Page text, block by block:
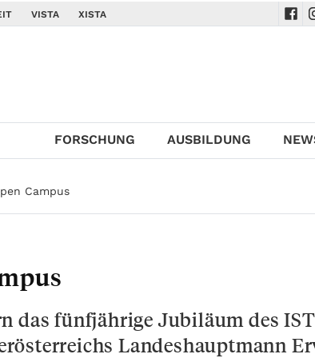
VISTA XISTA
FORSCHUNG AUSBILDUNG
Campus
das fünfjährige Jubiläum des IST
Landeshauptmann